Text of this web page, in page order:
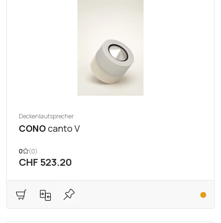
Deckenlautsprecher
CONOcanto V
0 (0)
CHF 523.20